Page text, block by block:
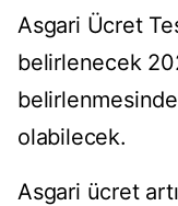
Asgari Ücret
belirlenecek
olabilecek.
Asgari ücret